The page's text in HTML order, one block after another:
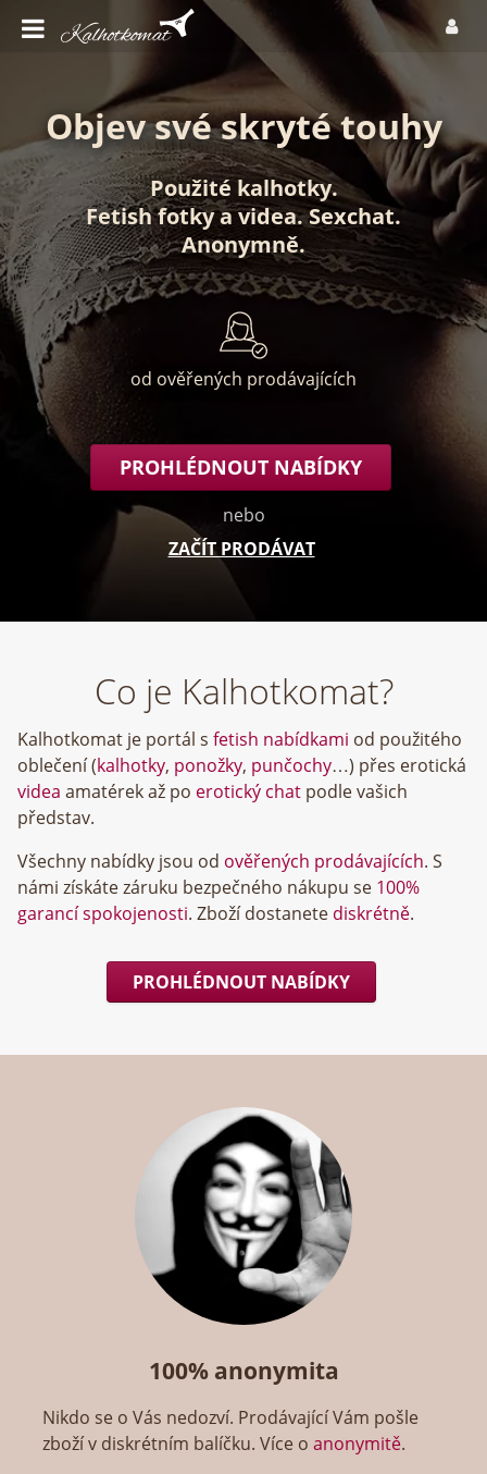
Objev své skryté touhy
Použité kalhotky.
Fetish fotkyavidea.Sexchat.
Anonymně.
od ověřených prodávajících
PROHLÉDNOUT NABÍDKY
nebo
ZAČÍT PRODÁVAT
Co je Kalhotkomat?
Kalhotkomat je portál s fetish nabídkami od použitého
oblečení (kalhotky, ponožky, punčochy…) přes erotická
videa amatérek až po erotický chat podle vašich
představ.
Všechny nabídky jsou od ověřených prodávajících. S
námi získáte záruku bezpečného nákupu se 100%
garancí spokojenosti. Zboží dostanete diskrétně.
PROHLÉDNOUT NABÍDKY
100% anonymita
Nikdo se o Vás nedozví. Prodávající Vám pošle
zboží v diskrétním balíčku. Více oanonymitě.